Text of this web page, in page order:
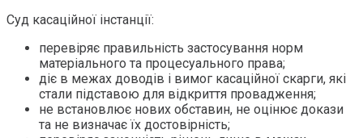
Суд касаційної інстанції:
перевіряє правильність застосування норм
матеріального та процесуального права;
діє в межах доводів і вимог касаційної скарги, які
стали підставою для відкриття провадження;
не встановлює нових обставин, не оцінює докази
та не визначає їх достовірність;